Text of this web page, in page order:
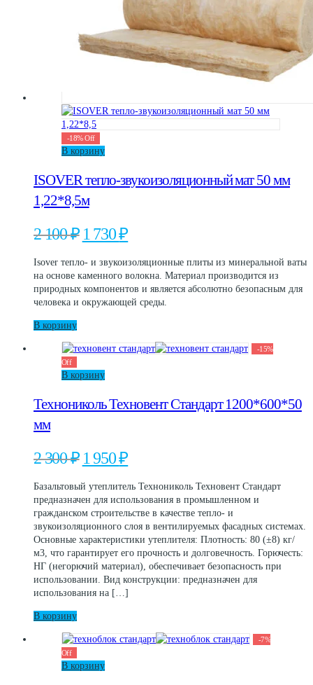
-18% Off
В корзину
ISOVER тепло-звукоизоляционный мат 50 мм
1,22*8,5м
2 100₽ Первоначальная
цена
2
100 ₽.
1 730₽Текущая
цена:
730 ₽.
Isover тепло- и звукоизоляционные плиты из минеральной ваты
на основе каменного волокна. Материал производится из
природных компонентов и является абсолютно безопасным для
человека и окружающей среды.
В корзину
-15%
Off
В корзину
Технониколь Техновент Стандарт 1200*600*50
мм
2 300₽ Первоначальная
цена
2
300 ₽.
1 950₽Текущая
цена:
950 ₽.
Базальтовый утеплитель Технониколь Техновент Стандарт
предназначен для использования в промышленном и
гражданском строительстве в качестве тепло- и
звукоизоляционного слоя в вентилируемых фасадных системах.
Основные характеристики утеплителя: Плотность: 80 (±8) кг/
м3, что гарантирует его прочность и долговечность. Горючесть:
НГ (негорючий материал), обеспечивает безопасность при
использовании. Вид конструкции: предназначен для
использования на […]
В корзину
-7%
Off
В корзину